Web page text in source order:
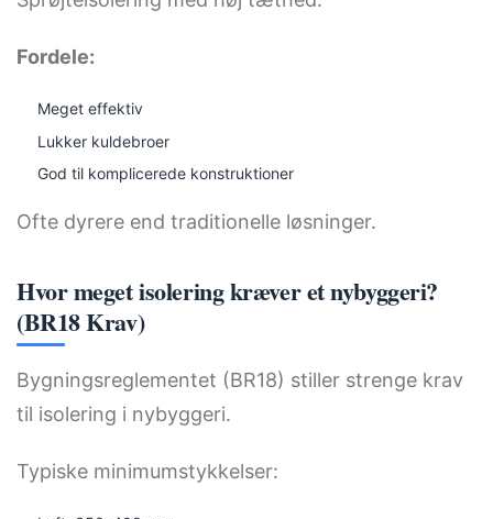
Fordele:
Meget effektiv
Lukker kuldebroer
God til komplicerede konstruktioner
Ofte dyrere end traditionelle løsninger.
Hvor meget isolering kræver et nybyggeri?
(BR18 Krav)
Bygningsreglementet (BR18) stiller strenge krav
til isolering i nybyggeri.
Typiske minimumstykkelser: